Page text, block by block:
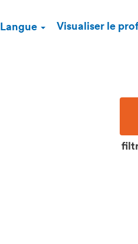
Langue Visualiser le